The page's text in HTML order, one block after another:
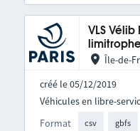
VLS
Île-de-
créé le 05/12/2019
Format csv gbfs
Véhicules en libre-